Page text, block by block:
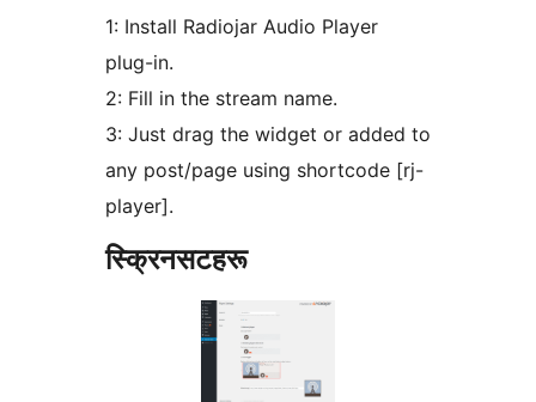
1: Install Radiojar Audio Player
plug-in.
2: Fill in the stream name.
3: Just drag the widget or added to
any post/page using shortcode [rj-
player].
स्क्रिनसटहरू